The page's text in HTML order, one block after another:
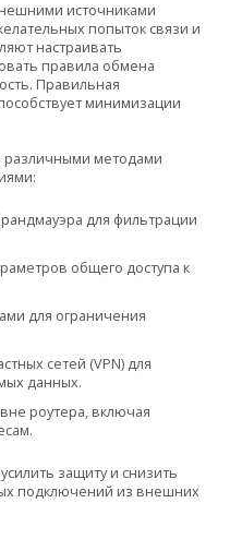
источниками
попыток связи и
настраивать
правила обмена
Правильная
минимизации
различными методами
для фильтрации
общего доступа к
для ограничения
сетей (VPN) для
данных.
роутера, включая
защиту и снизить
подключений из внешних